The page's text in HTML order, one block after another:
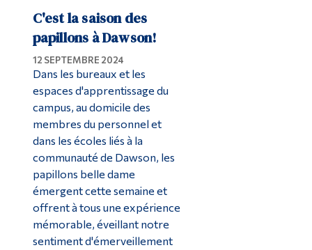
C'est la saison des
papillons à Dawson!
12 SEPTEMBRE 2024
Dans les bureaux et les
espaces d'apprentissage du
campus, au domicile des
membres du personnel et
dans les écoles liés à la
communauté de Dawson, les
papillons belle dame
émergent cette semaine et
offrent à tous une expérience
mémorable, éveillant notre
sentiment d'émerveillement